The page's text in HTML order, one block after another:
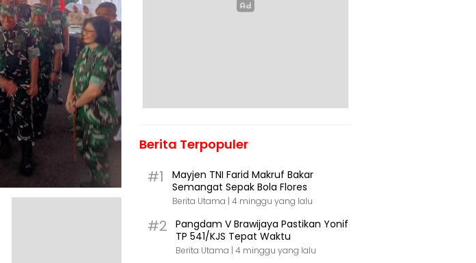
Berita Terpopuler
#1
Mayjen TNI Farid Makruf Bakar
Semangat Sepak Bola Flores
Berita Utama | 4 minggu yang lalu
#2
Pangdam V Brawijaya Pastikan Yonif
TP 541/KJS Tepat Waktu
Berita Utama | 4 minggu yang lalu